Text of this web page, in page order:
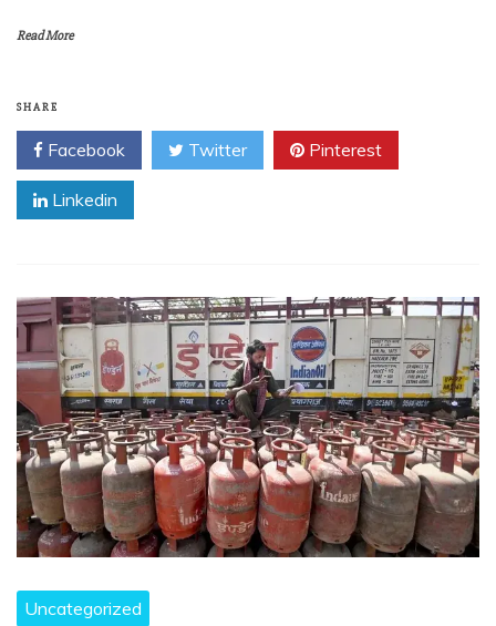
Read More
SHARE
Facebook Twitter Pinterest
Linkedin
Uncategorized